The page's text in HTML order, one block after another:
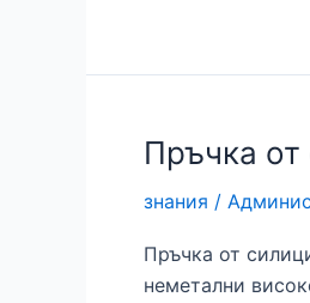
с
якост
за
индустриални
Пръчка
знания /
Пръчка от
неметални